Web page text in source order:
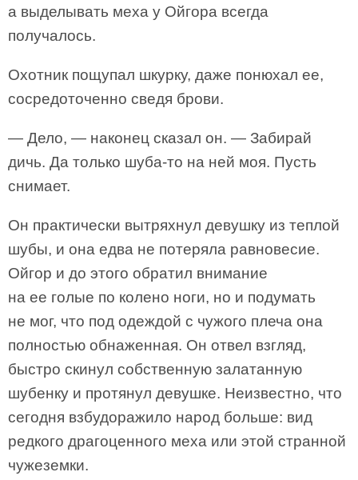
а выделывать меха у Ойгора всегда
получалось.
Охотник пощупал шкурку, даже понюхал ее,
сосредоточенно сведя брови.
— Дело, — наконец сказал он. — Забирай
дичь. Да только шуба-то на ней моя. Пусть
снимает.
Он практически вытряхнул девушку из теплой
шубы, и она едва не потеряла равновесие.
Ойгор и до этого обратил внимание
на ее голые по колено ноги, но и подумать
не мог, что под одеждой с чужого плеча она
полностью обнаженная. Он отвел взгляд,
быстро скинул собственную залатанную
шубенку и протянул девушке. Неизвестно, что
сегодня взбудоражило народ больше: вид
редкого драгоценного меха или этой странной
чужеземки.